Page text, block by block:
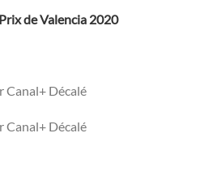
de Valencia 2020
Canal+ Décalé
Canal+ Décalé